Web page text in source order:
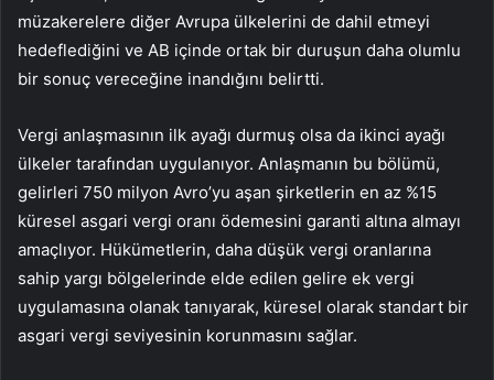
müzakerelere diğer Avrupa ülkelerini de dahil etmeyi
hedeflediğini ve AB içinde ortak bir duruşun daha olumlu
bir sonuç vereceğine inandığını belirtti.
Vergi anlaşmasının ilk ayağı durmuş olsa da ikinci ayağı
ülkeler tarafından uygulanıyor. Anlaşmanın bu bölümü,
gelirleri 750 milyon Avro’yu aşan şirketlerin en az %15
küresel asgari vergi oranı ödemesini garanti altına almayı
amaçlıyor. Hükümetlerin, daha düşük vergi oranlarına
sahip yargı bölgelerinde elde edilen gelire ek vergi
uygulamasına olanak tanıyarak, küresel olarak standart bir
asgari vergi seviyesinin korunmasını sağlar.